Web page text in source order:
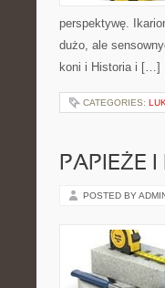
perspektywę.
dużo, ale
koni i Historia i […]
CATEGORIES:
PAPIEŻE
POSTED BY